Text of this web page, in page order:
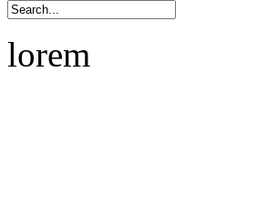
lorem